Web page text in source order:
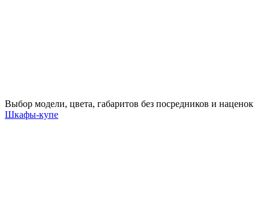
Выбор модели, цвета, габаритов без посредников и наценок
Шкафы-купе